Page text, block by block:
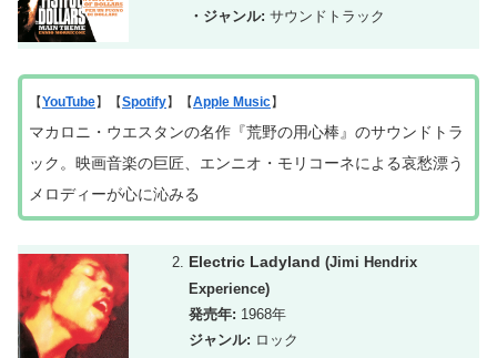
・ジャンル: サウンドトラック
【YouTube】【Spotify】【Apple Music】
マカロニ・ウエスタンの名作『荒野の用心棒』のサウンドトラ
ック。 映画音楽の巨匠、エンニオ・モリコーネによる哀愁漂う
メロディーが心に沁みる
Electric Ladyland (Jimi Hendrix
Experience)
発売年: 1968年
ジャンル: ロック